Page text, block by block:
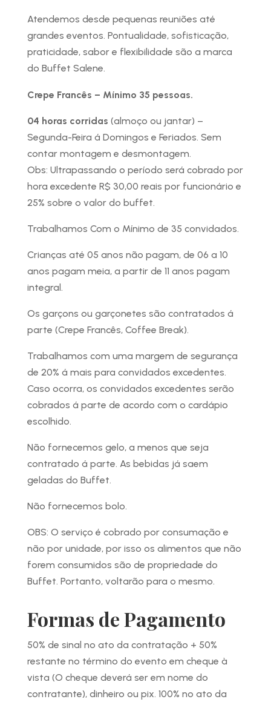
Atendemos desde pequenas reuniões até
grandes eventos. Pontualidade, sofisticação,
praticidade, sabor e flexibilidade são a marca
do Buffet Salene.
Crepe Francês – Mínimo 35 pessoas.
04 horas corridas (almoço ou jantar) –
Segunda-Feira á Domingos e Feriados. Sem
contar montagem e desmontagem.
Obs: Ultrapassando o período será cobrado por
hora excedente R$ 30,00 reais por funcionário e
25% sobre o valor do buffet.
Trabalhamos Com o Mínimo de 35 convidados.
Crianças até 05 anos não pagam, de 06 a 10
anos pagam meia, a partir de 11 anos pagam
integral.
Os garçons ou garçonetes são contratados á
parte (Crepe Francês, Coffee Break).
Trabalhamos com uma margem de segurança
de 20% á mais para convidados excedentes.
Caso ocorra, os convidados excedentes serão
cobrados á parte de acordo com o cardápio
escolhido.
Não fornecemos gelo, a menos que seja
contratado á parte. As bebidas já saem
geladas do Buffet.
Não fornecemos bolo.
OBS: O serviço é cobrado por consumação e
não por unidade, por isso os alimentos que não
forem consumidos são de propriedade do
Buffet. Portanto, voltarão para o mesmo.
Formas de Pagamento
50% de sinal no ato da contratação + 50%
restante no término do evento em cheque à
vista (O cheque deverá ser em nome do
contratante), dinheiro ou pix. 100% no ato da